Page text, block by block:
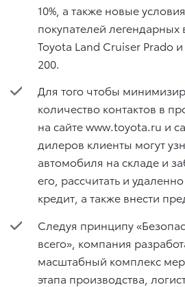
10%, а также новые
покупателей
Toyota Land Cruiser Prado
200.
Для того чтобы
количество контактов в
на сайте www.toyota.ru и
дилеров клиенты могут
автомобиля на складе и
его, рассчитать и
кредит, а также внести
Следуя принципу
всего», компания
масштабный комплекс
этапа производства,